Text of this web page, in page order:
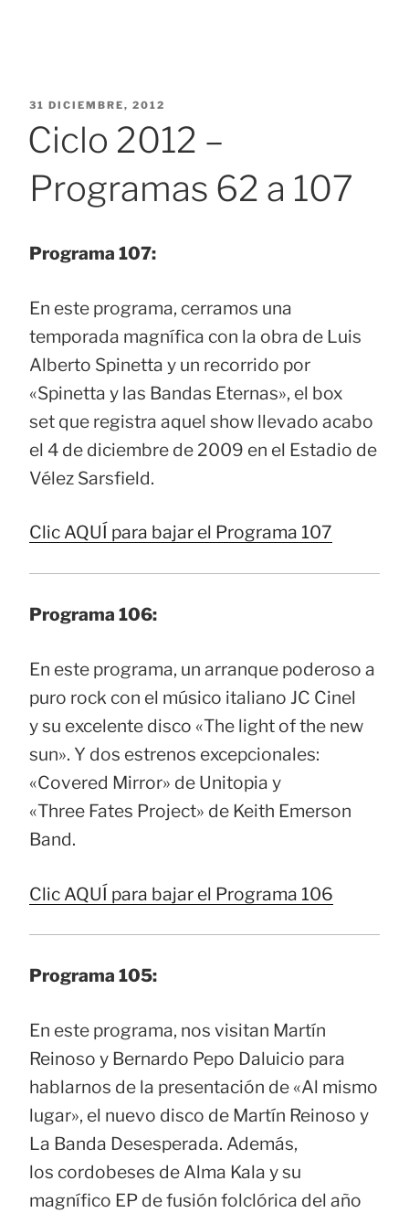
PUBLICADO
31 DICIEMBRE, 2012
Ciclo 2012 –
Programas 62 a 107
Programa 107:
En este programa, cerramos una
temporada magnífica con la obra de Luis
Alberto Spinetta y un recorrido por
«Spinetta y las Bandas Eternas», el box
set que registra aquel show llevado acabo
el 4 de diciembre de 2009 en el Estadio de
Vélez Sarsfield.
Clic AQUÍ para bajar el Programa 107
Programa 106:
En este programa, un arranque poderoso a
puro rock con el músico italiano JC Cinel
y su excelente disco «The light of the new
sun». Y dos estrenos excepcionales:
«Covered Mirror» de Unitopia y
«Three Fates Project» de Keith Emerson
Band.
Clic AQUÍ para bajar el Programa 106
Programa 105:
En este programa, nos visitan Martín
Reinoso y Bernardo Pepo Daluicio para
hablarnos de la presentación de «Al mismo
lugar», el nuevo disco de Martín Reinoso y
La Banda Desesperada. Además,
los cordobeses de Alma Kala y su
magnífico EP de fusión folclórica del año